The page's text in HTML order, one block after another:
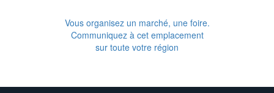
Vous organisez un marché, une foire.
Communiquez à cet emplacement
sur toute votre région